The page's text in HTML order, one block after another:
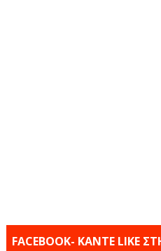
FACEBOOK- KANTE LIKE